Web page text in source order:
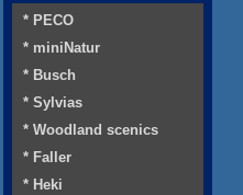
* PECO
* miniNatur
* Busch
* Sylvias
* Woodland scenics
* Faller
* Heki